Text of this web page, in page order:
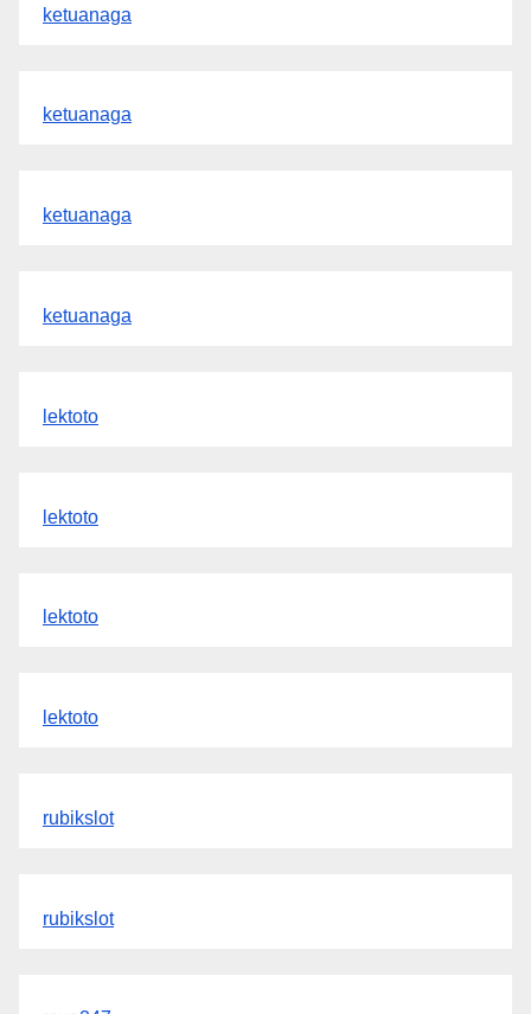
ketuanaga
ketuanaga
ketuanaga
ketuanaga
lektoto
lektoto
lektoto
lektoto
rubikslot
rubikslot